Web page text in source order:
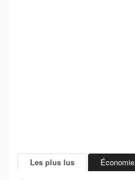
Les plus lus Économie